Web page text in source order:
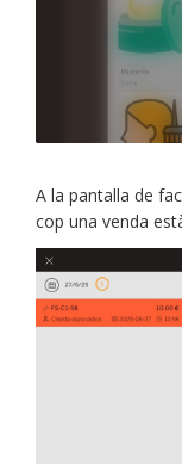
A la pantalla de
cop una venda